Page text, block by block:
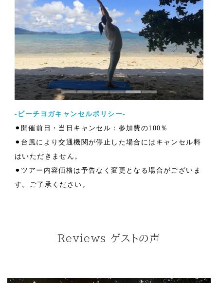
-ビーチヨガキャンセルポリシー-
⚫︎開催前日・当日キャンセル：参加費の100％
⚫︎台風により交通機関が停止した場合にはキャンセル料
はいただきません。
⚫︎ツアー内容価格は予告なく変更となる場合がございま
す。ご了承ください。
Reviews ゲストの声